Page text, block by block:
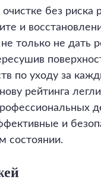
без риска
и
только не дать
по уходу за
рейтинга
и
состоянии.